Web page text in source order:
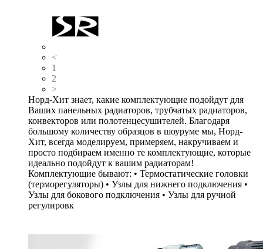
<
1
2
>
Норд-Хит знает, какие комплектующие подойдут для
Ваших панельных радиаторов, трубчатых радиаторов,
конвекторов или полотенцесушителей. Благодаря
большому количеству образцов в шоуруме мы, Норд-
Хит, всегда моделируем, примеряем, накручиваем и
просто подбираем именно те комплектующие, которые
идеально подойдут к вашим радиаторам!
Комплектующие бывают: • Термостатические головки
(терморегуляторы) • Узлы для нижнего подключения •
Узлы для бокового подключения • Узлы для ручной
регулировк